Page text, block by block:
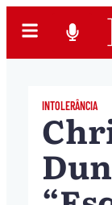
INTOLERÂNCIA